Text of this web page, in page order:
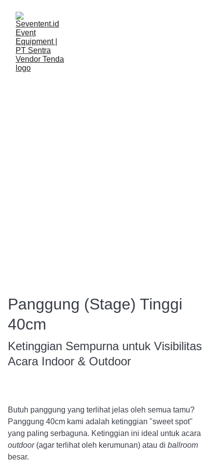
Panggung (Stage) Tinggi
40cm
Ketinggian Sempurna untuk Visibilitas
Acara Indoor & Outdoor
Butuh panggung yang terlihat jelas oleh semua tamu?
Panggung 40cm kami adalah ketinggian "sweet spot"
yang paling serbaguna. Ketinggian ini ideal untuk acara
outdoor(agar terlihat oleh kerumunan) atau di ballroom
besar.